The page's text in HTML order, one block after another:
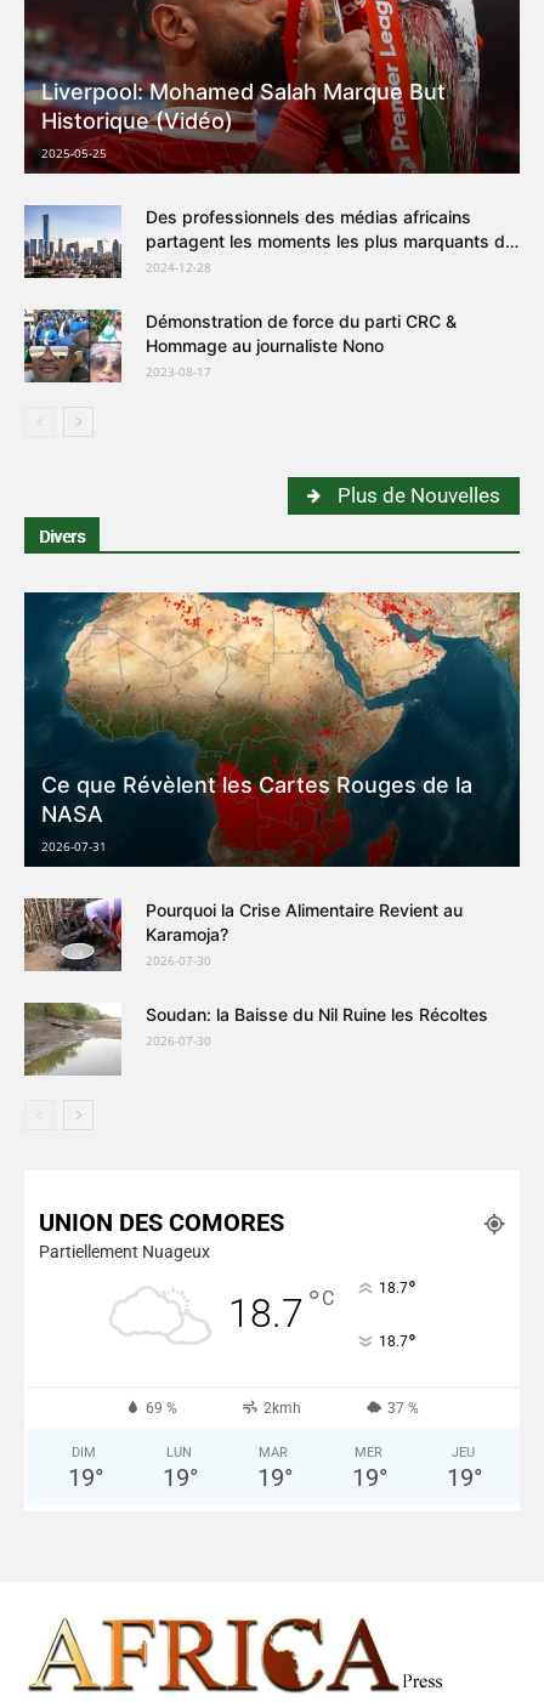
Liverpool: Mohamed Salah Marque But
Historique (Vidéo)
2025-05-25
Des professionnels des médias africains
partagent les moments les plus marquants de
leur séjour en Chine en 2024
2024-12-28
Démonstration de force du parti CRC &
Hommage au journaliste Nono
2023-08-17
Plus de Nouvelles
Divers
Ce que Révèlent les Cartes Rouges de la
NASA
2026-07-31
Pourquoi la Crise Alimentaire Revient au
Karamoja?
2026-07-30
Soudan: la Baisse du Nil Ruine les Récoltes
2026-07-30
UNION DES COMORES
Partiellement Nuageux
18.7°C 18.7°
18.7°
69 % 2kmh 37 %
DIM
19°
LUN
19°
MAR
19°
MER
19°
JEU
19°